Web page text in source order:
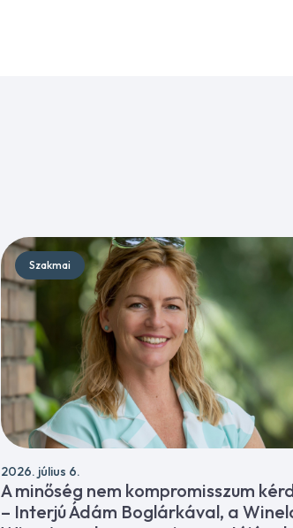
Szakmai
2026. július 6.
A minőség nem kompromisszum
– Interjú Ádám Boglárkával, a